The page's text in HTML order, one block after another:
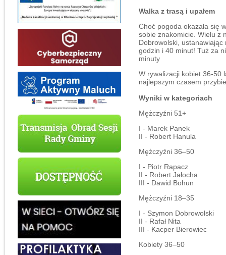
Walka z trasą i upałem
Choć pogoda okazała się
sobie znakomicie. Wielu z
Dobrowolski, ustanawiając
godzin i 40 minut! Tuż za
minuty
W rywalizacji kobiet 36-50
najlepszym czasem
Wyniki w kategoriach
Mężczyźni 51+
I - Marek Panek
II - Robert Hanula
Mężczyźni 36–50
I - Piotr Rapacz
II - Robert Jałocha
III - Dawid Bohun
Mężczyźni 18–35
I - Szymon Dobrowolski
II - Rafał Nita
III - Kacper Bierowiec
Kobiety 36–50